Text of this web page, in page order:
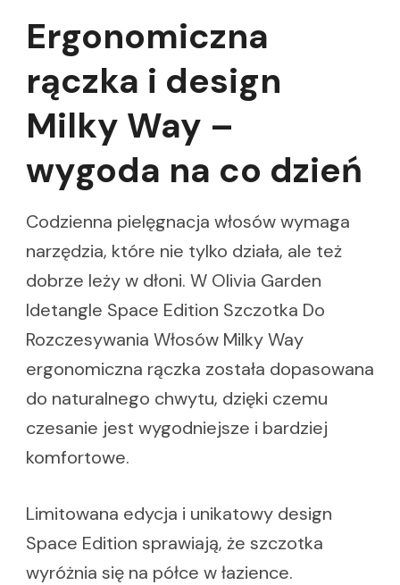
Ergonomiczna
rączka i design
Milky Way –
wygoda na co dzień
Codzienna pielęgnacja włosów wymaga
narzędzia, które nie tylko działa, ale też
dobrze leży w dłoni. W Olivia Garden
Idetangle Space Edition Szczotka Do
Rozczesywania Włosów Milky Way
ergonomiczna rączka została dopasowana
do naturalnego chwytu, dzięki czemu
czesanie jest wygodniejsze i bardziej
komfortowe.
Limitowana edycja i unikatowy design
Space Edition sprawiają, że szczotka
wyróżnia się na półce w łazience.